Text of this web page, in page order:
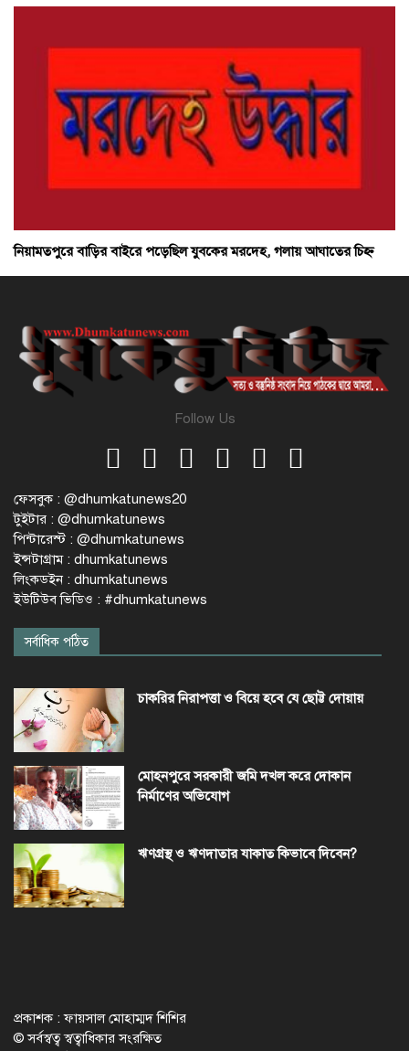
নিয়ামতপুরে বাড়ির বাইরে পড়েছিল যুবকের মরদেহ, গলায় আঘাতের চিহ্ন
Follow Us
ফেসবুক : @dhumkatunews20
টুইটার : @dhumkatunews
পিন্টারেস্ট : @dhumkatunews
ইন্সটাগ্রাম : dhumkatunews
লিংকডইন : dhumkatunews
ইউটিউব ভিডিও : #dhumkatunews
সর্বাধিক পঠিত
চাকরির নিরাপত্তা ও বিয়ে হবে যে ছোট্ট দোয়ায়
মোহনপুরে সরকারী জমি দখল করে দোকান
নির্মাণের অভিযোগ
ঋণগ্রস্থ ও ঋণদাতার যাকাত কিভাবে দিবেন?
প্রকাশক : ফায়সাল মোহাম্মদ শিশির
© সর্বস্বত্ব স্বত্বাধিকার সংরক্ষিত